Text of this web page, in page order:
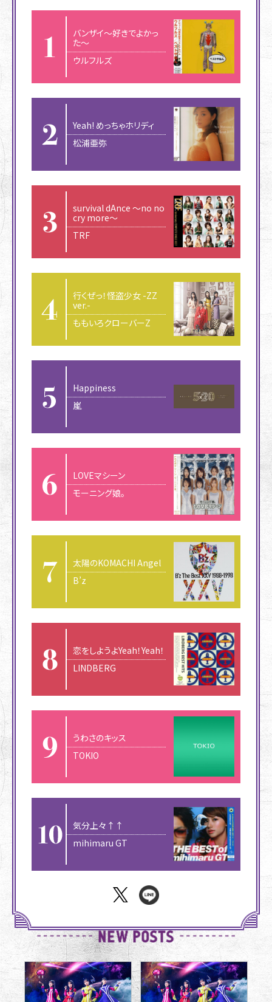
バンザイ〜好きでよかっ
た〜
ウルフルズ
Yeah! めっちゃホリディ
松浦亜弥
survival dAnce 〜no no
cry more〜
TRF
行くぜっ！怪盗少女 -ZZ
ver.-
ももいろクローバーZ
Happiness
嵐
LOVEマシーン
モーニング娘。
太陽のKOMACHI Angel
B’z
恋をしようよYeah！Yeah！
LINDBERG
うわさのキッス
TOKIO
気分上々↑↑
mihimaru GT